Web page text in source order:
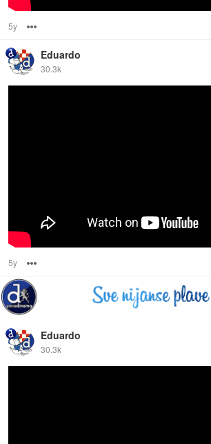
5y
Eduardo
30.3k
5y
Eduardo
30.3k